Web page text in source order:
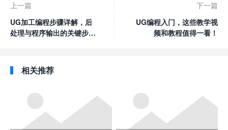
上一篇
UG加工编程步骤详解，后
处理与程序输出的关键步
下一篇
UG编程入门，这些教学视
频和教程值得一看！
相关推荐